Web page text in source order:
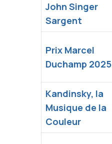
John Singer
Sargent
Prix Marcel
Duchamp 2025
Kandinsky, la
Musique de la
Couleur